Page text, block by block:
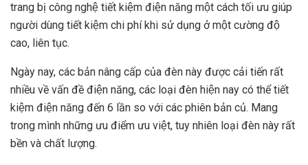
trang bị công nghệ tiết kiệm điện năng một cách tối ưu giúp
người dùng tiết kiệm chi phí khi sử dụng ở một cường độ
cao, liên tục.
Ngày nay, các bản nâng cấp của đèn này được cải tiến rất
nhiều về vấn đề điện năng, các loại đèn hiện nay có thể tiết
kiệm điện năng đến 6 lần so với các phiên bản củ. Mang
trong mình những ưu điểm ưu việt, tuy nhiên loại đèn này rất
bền và chất lượng.